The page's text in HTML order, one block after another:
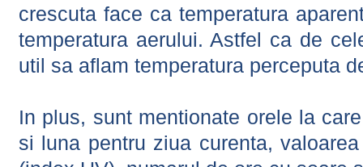
crescuta face ca temperatura
temperatura aerului. Astfel ca de
util sa aflam temperatura perceputa
In plus, sunt mentionate orele la
si luna pentru ziua curenta,